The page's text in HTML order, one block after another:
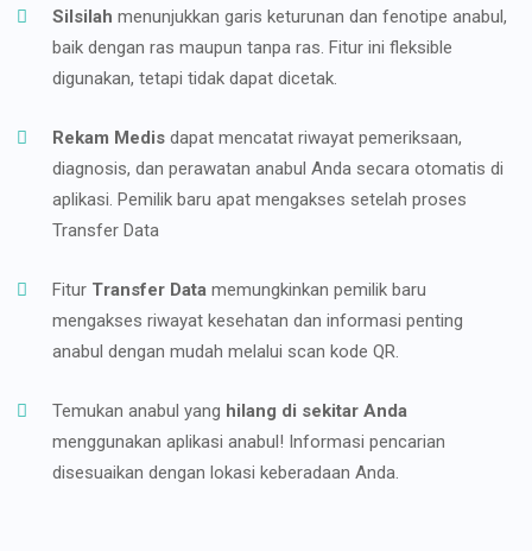
Silsilah menunjukkan garis keturunan dan fenotipe anabul,
baik dengan ras maupun tanpa ras. Fitur ini fleksible
digunakan, tetapi tidak dapat dicetak.
Rekam Medis dapat mencatat riwayat pemeriksaan,
diagnosis, dan perawatan anabul Anda secara otomatis di
aplikasi. Pemilik baru apat mengakses setelah proses
Transfer Data
Fitur Transfer Data memungkinkan pemilik baru
mengakses riwayat kesehatan dan informasi penting
anabul dengan mudah melalui scan kode QR.
Temukan anabul yang hilang di sekitar Anda
menggunakan aplikasi anabul! Informasi pencarian
disesuaikan dengan lokasi keberadaan Anda.